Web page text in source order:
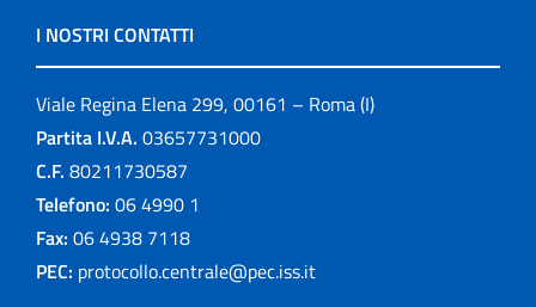
I NOSTRI CONTATTI
Viale Regina Elena 299, 00161 – Roma (I)
Partita I.V.A. 03657731000
C.F. 80211730587
Telefono: 06 4990 1
Fax: 06 4938 7118
PEC: protocollo.centrale@pec.iss.it